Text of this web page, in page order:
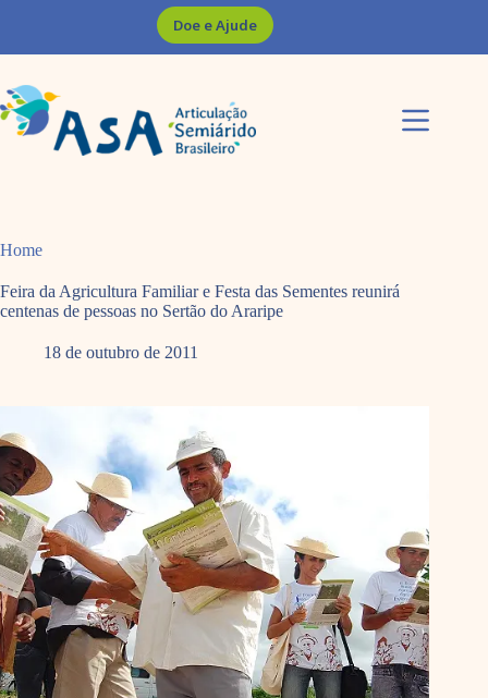
Doe e Ajude
Home
Feira da Agricultura Familiar e Festa das Sementes reunirá
centenas de pessoas no Sertão do Araripe
18 de outubro de 2011